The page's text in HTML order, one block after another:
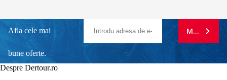
Afla cele mai
bune oferte.
MA
Despre Dertour.ro